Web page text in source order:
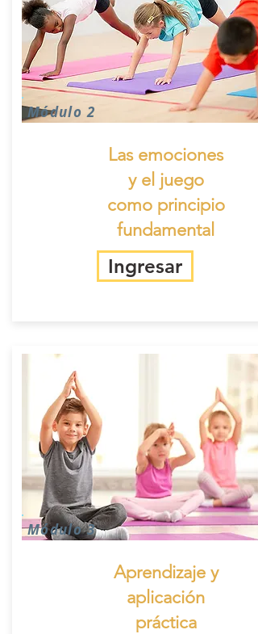
Módulo 2
Las emociones
y el juego
como principio
fundamental
Ingresar
Módulo 3
Aprendizaje y
aplicación
práctica